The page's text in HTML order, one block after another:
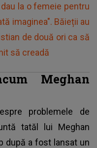
la o femeie pentru
imaginea". Băieții au
de două ori ca să
să creadă
Meghan
problemele de
tatăl lui Meghan
după a fost lansat un